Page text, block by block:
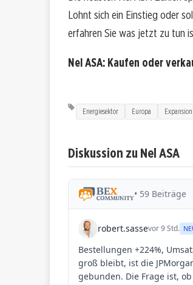
Lohnt sich ein Einstieg oder
erfahren Sie was jetzt zu tun
Nel ASA: Kaufen oder
Energiesektor Europa Expansion
Diskussion zu Nel ASA